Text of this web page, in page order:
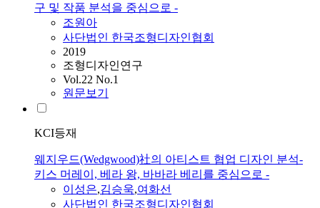
구 및 작품 분석을 중심으로 -
조원아
사단법인 한국조형디자인협회
2019
조형디자인연구
Vol.22 No.1
원문보기
KCI등재
웨지우드(Wedgwood)社의 아티스트 협업 디자인 분석-
키스 머레이, 베라 왕, 바바라 베리를 중심으로 -
이성은,김승욱,여화선
사단법인 한국조형디자인협회